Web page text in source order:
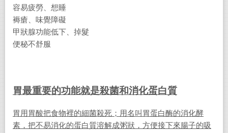
容易疲勞、想睡
褥瘡、味覺障礙
甲狀腺功能低下、掉髮
便秘不舒服
胃最重要的功能就是殺菌和消化蛋白質
胃用胃酸把食物裡的細菌殺死；用名叫胃蛋白酶的消化酵
素，把不易消化的蛋白質溶解成粥狀，方便接下來腸子的吸